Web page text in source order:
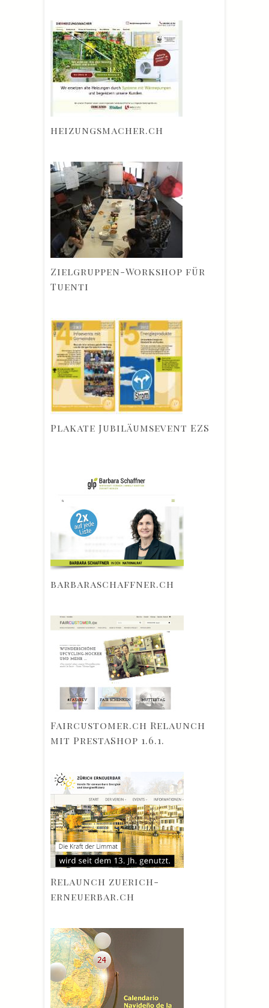
heizungsmacher.ch
Zielgruppen-Workshop für
Tuenti
Plakate Jubiläumsevent EZS
barbaraschaffner.ch
Faircustomer.ch Relaunch
mit PrestaShop 1.6.1.
Relaunch zuerich-
erneuerbar.ch